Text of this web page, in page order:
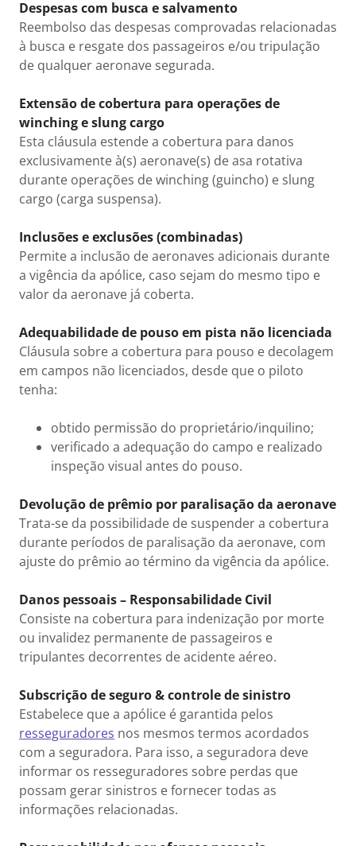
Despesas com busca e salvamento
Reembolso das despesas comprovadas relacionadas
à busca e resgate dos passageiros e/ou tripulação
de qualquer aeronave segurada.
Extensão de cobertura para operações de
winching e slung cargo
Esta cláusula estende a cobertura para danos
exclusivamente à(s) aeronave(s) de asa rotativa
durante operações de winching (guincho) e slung
cargo (carga suspensa).
Inclusões e exclusões (combinadas)
Permite a inclusão de aeronaves adicionais durante
a vigência da apólice, caso sejam do mesmo tipo e
valor da aeronave já coberta.
Adequabilidade de pouso em pista não licenciada
Cláusula sobre a cobertura para pouso e decolagem
em campos não licenciados, desde que o piloto
tenha:
obtido permissão do proprietário/inquilino;
verificado a adequação do campo e realizado
inspeção visual antes do pouso.
Devolução de prêmio por paralisação da aeronave
Trata-se da possibilidade de suspender a cobertura
durante períodos de paralisação da aeronave, com
ajuste do prêmio ao término da vigência da apólice.
Danos pessoais – Responsabilidade Civil
Consiste na cobertura para indenização por morte
ou invalidez permanente de passageiros e
tripulantes decorrentes de acidente aéreo.
Subscrição de seguro & controle de sinistro
Estabelece que a apólice é garantida pelos
resseguradores nos mesmos termos acordados
com a seguradora. Para isso, a seguradora deve
informar os resseguradores sobre perdas que
possam gerar sinistros e fornecer todas as
informações relacionadas.